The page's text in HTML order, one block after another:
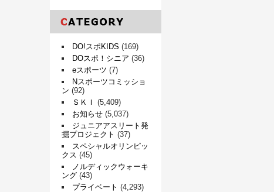
DO!スポKIDS (169)
DOスポ！シニア (36)
eスポーツ (7)
Nスポーツコミッショ
ン (92)
ＳＫＩ
(5,409)
お知らせ (5,037)
ジュニアアスリート発
掘プロジェクト (37)
スペシャルオリンピッ
クス (45)
ノルディックウォーキ
ング (43)
プライベート (4,293)